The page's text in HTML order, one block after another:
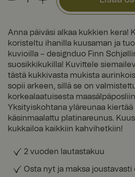
Anna päiväsi alkaa kukkien kera!
koristeltu ihanilla kuusaman ja
kuvioilla – designduo Finn
suosikkikukilla! Kuvittele
tästä kukkivasta mukista
sopii arkeen, sillä se on
korkealaatuisesta
Yksityiskohtana yläreunaa kiertää
käsinmaalattu platinareunus.
kukkailoa kaikkiin kahvihetkiin!
2 vuoden lautastakuu
Osta nyt ja maksa joustavasti